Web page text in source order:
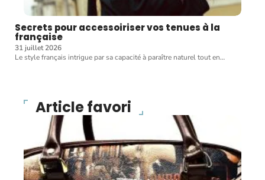
Secrets pour accessoiriser vos tenues à la
française
31 juillet 2026
Le style français intrigue par sa capacité à paraître naturel tout en…
Article favori